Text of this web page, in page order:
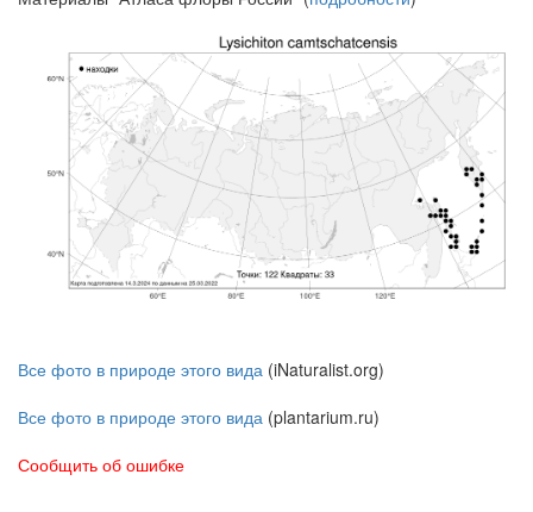
Все фото в природе этого вида (iNaturalist.org)
Все фото в природе этого вида (plantarium.ru)
Сообщить об ошибке